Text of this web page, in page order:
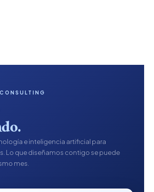
e inteligencia artificial para
Lo que diseñamos contigo se puede
mes.